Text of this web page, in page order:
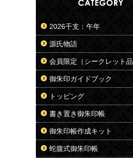
2026干支：午年
源氏物語
会員限定（シークレット品
御朱印ガイドブック
トッピング
書き置き御朱印帳
御朱印帳作成キット
蛇腹式御朱印帳